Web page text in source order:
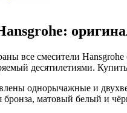
все смесители
десятилетиями.
однорычажные и
матовый белый и